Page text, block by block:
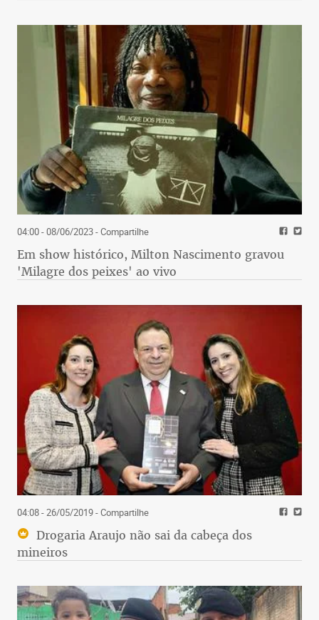
04:00 - 08/06/2023- Compartilhe
Em show histórico, Milton Nascimento gravou
'Milagre dos peixes' ao vivo
04:08 - 26/05/2019- Compartilhe
Drogaria Araujo não sai da cabeça dos
mineiros